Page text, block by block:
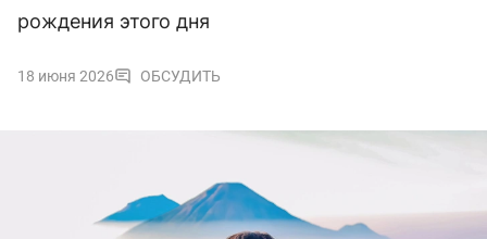
рождения этого дня
18 июня 2026 ОБСУДИТЬ